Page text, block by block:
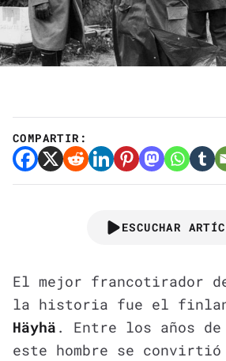
COMPARTIR:
ESCUCHAR
El mejor francotirador
la historia fue el
Häyhä . Entre los años de
este hombre se